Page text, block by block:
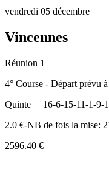
vendredi 05 décembre
Vincennes
Réunion 1
4° Course - Départ prévu
Quinte
16-6-15-11-1-9-
2.0 €-NB de fois la mise:
2596.40 €